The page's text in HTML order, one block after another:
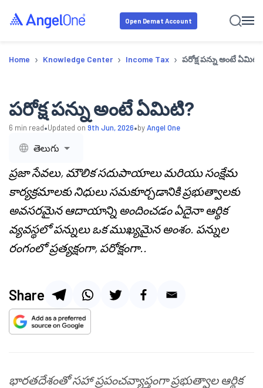
Open Demat Account
Home › Knowledge Center › Income Tax › పరోక్ష పన్ను అంటే ఏమిటి?
పరోక్ష పన్ను అంటే ఏమిటి?
6 min read•Updated on 9th Jun, 2026•byAngel One
తెలుగు
ప్రజా సేవలు, మౌలిక సదుపాయాలు మరియు సంక్షేమ
కార్యక్రమాలకు నిధులు సమకూర్చడానికి ప్రభుత్వాలకు
అవసరమైన ఆదాయాన్ని అందించడం ఏదైనా ఆర్థిక
వ్యవస్థలో పన్నులు ఒక ముఖ్యమైన అంశం. పన్నుల
రంగంలో ప్రత్యక్షంగా, పరోక్షంగా..
Share
భారతదేశంతో సహా ప్రపంచవ్యాప్తంగా ప్రభుత్వాల ఆర్థిక